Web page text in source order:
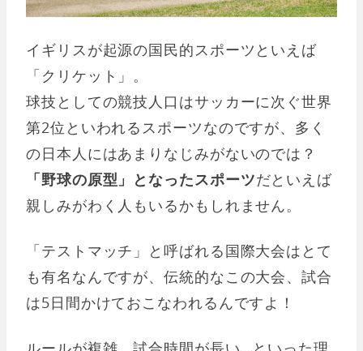
イギリスが起源の国民的スポーツといえば
「クリケット」。
球技としての競技人口はサッカーに次ぐ世界
第2位といわれるスポーツなのですが、多く
の日本人にはあまりなじみがないのでは？
「野球の原型」となったスポーツだといえば
親しみがわく人もいるかもしれません。
「テストマッチ」と呼ばれる国際大会はとて
も有名なんですが、伝統的なこの大会、試合
は5日間かけておこなわれるんですよ！